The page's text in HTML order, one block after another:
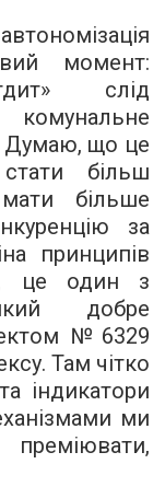
момент:
слід
Думаю, що це
більш
більше
за
принципів
це один з
добре
№6329
Там чітко
індикатори
ми